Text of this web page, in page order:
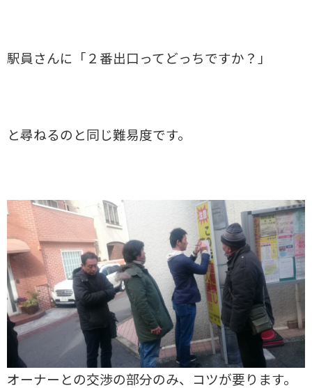
駅員さんに「２番出口ってどっちですか？」
と尋ねるのと同じ難易度です。
オーナーとの交渉の部分のみ、コツが要ります。